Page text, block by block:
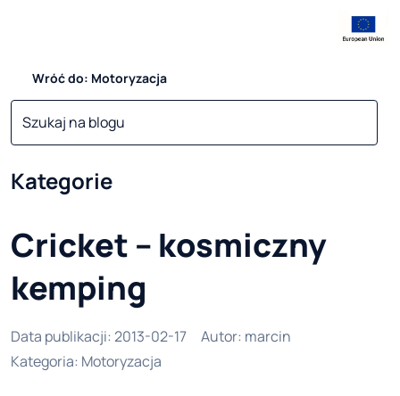
Wróć do: Motoryzacja
Kategorie
Cricket – kosmiczny
kemping
Data publikacji: 2013-02-17 Autor: marcin
Kategoria: Motoryzacja